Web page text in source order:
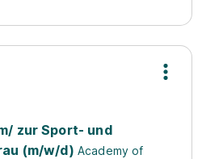
zur Sport- und
(m/w/d) Academy of